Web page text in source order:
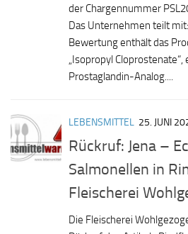
der Chargennummer
Das Unternehmen teilt
Bewertung enthält das
„Isopropyl
Prostaglandin-Analog....
LEBENSMITTEL 25. JUNI
Rückruf: Jena –
Salmonellen in
Fleischerei
Die Fleischerei